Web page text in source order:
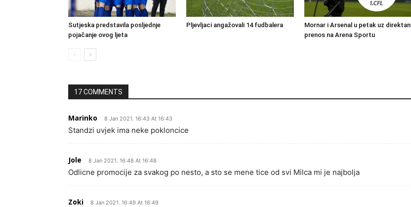
Sutjeska predstavila posljednje
pojačanje ovog ljeta
Pljevljaci angažovali 14 fudbalera
Mornar i Arsenal u petak uz direktan
prenos na Arena Sportu
17 COMMENTS
Marinko 8 Jan 2021. 16:43 At 16:43
Standzi uvjek ima neke pokloncice
Jole 8 Jan 2021. 16:48 At 16:48
Odlicne promocije za svakog po nesto, a sto se mene tice od svi Milca mi je najbolja
Zoki 8 Jan 2021. 16:49 At 16:49